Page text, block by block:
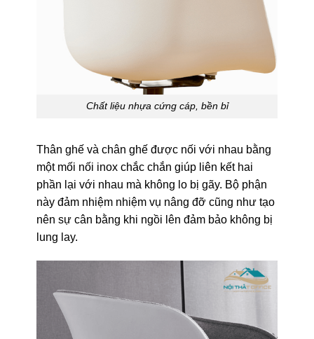
Chất liệu nhựa cứng cáp, bền bỉ
Thân ghế và chân ghế được nối với nhau bằng
một mối nối inox chắc chắn giúp liên kết hai
phần lại với nhau mà không lo bị gãy. Bộ phận
này đảm nhiệm nhiệm vụ nâng đỡ cũng như tạo
nên sự cân bằng khi ngồi lên đảm bảo không bị
lung lay.